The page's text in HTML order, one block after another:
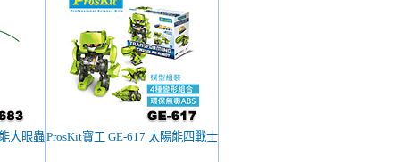
大眼蟲ProsKit寶工 GE-617 太陽能四戰士